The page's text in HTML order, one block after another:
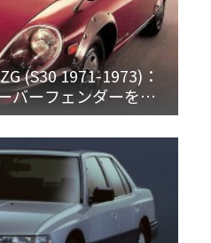
(S30 1971-1973)：
バーフェンダーを装